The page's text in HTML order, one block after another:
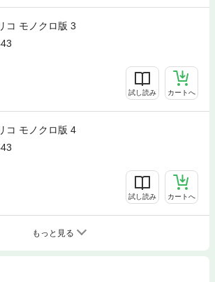
コ モノクロ版 3
試し読み カートへ
コ モノクロ版 4
試し読み カートへ
もっと見る